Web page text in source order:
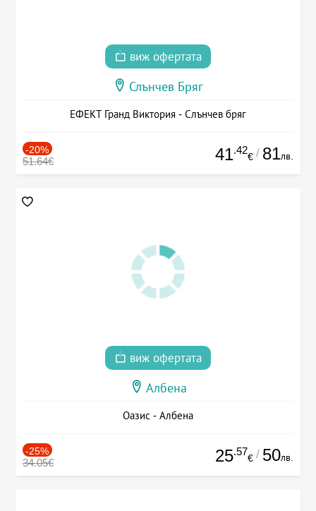
виж офертата
Слънчев Бряг
ЕФЕКТ Гранд Виктория - Слънчев бряг
-20%
51.64€ 41.42
€ / 81лв.
виж офертата
Албена
Оазис - Албена
-25%
34.05€ 25.57
€ / 50лв.